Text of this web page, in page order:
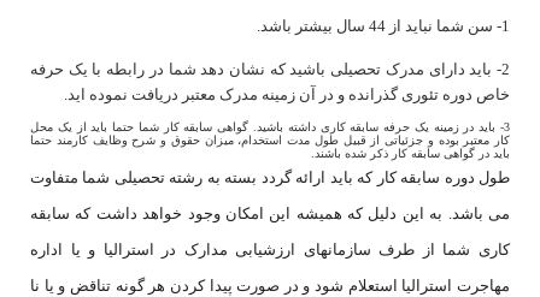
1- سن شما نباید از 44 سال بیشتر باشد .
2
- باید دارای مدرک تحصیلی باشید که نشان دهد شما در رابطه با یک حرفه
خاص دوره تئوری گذرانده و در آن زمینه مدرک معتبر دریافت نموده اید.
3
- باید در زمینه یک حرفه سابقه کاری داشته باشید. گواهی سابقه کار شما حتما باید از یک محل
کار معتبر بوده و جزئیاتی از قبیل طول مدت استخدام، میزان حقوق و شرح وظایف کارمند حتما
باید در گواهی سابقه کار ذکر شده باشند.
طول دوره سابقه کار که باید ارائه گردد بسته به رشته تحصیلی شما متفاوت
می باشد. به این دلیل که همیشه این امکان وجود خواهد داشت که سابقه
کاری شما از طرف سازمانهای ارزشیابی مدارک در استرالیا و یا اداره
مهاجرت استرالیا استعلام شود و در صورت پیدا کردن هر گونه تناقض و یا نا